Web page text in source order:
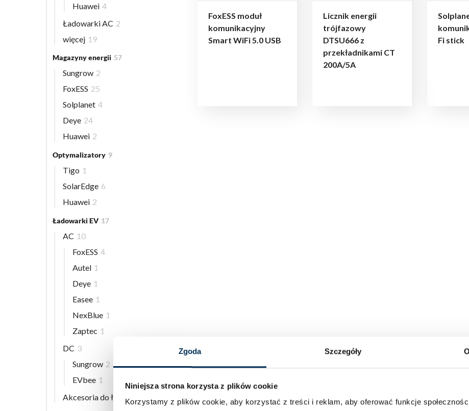
Zgoda Szczegóły
Niniejsza strona korzysta z plików cookie
Korzystamy z plików cookie, aby korzystać z treści i reklam, aby oferować funkcje
FoxESS moduł
komunikacyjny
Smart WiFi 5.0 USB
Licznik energii
trójfazowy
DTSU666 z
przekładnikami CT
200A/5A
Fi stick
Huawei 4
Ładowarki AC 2
więcej 19
Magazyny energii 57
Sungrow 2
FoxESS 25
Solplanet 4
Deye 24
Huawei 2
Optymalizatory 9
Tigo 1
SolarEdge 6
Huawei 2
Ładowarki EV 17
AC 10
FoxESS 4
Autel 1
Deye 1
Easee 1
NexBlue 1
Zaptec 1
DC 3
Sungrow 2
EVbee 1
Akcesoria do ładowarek EV